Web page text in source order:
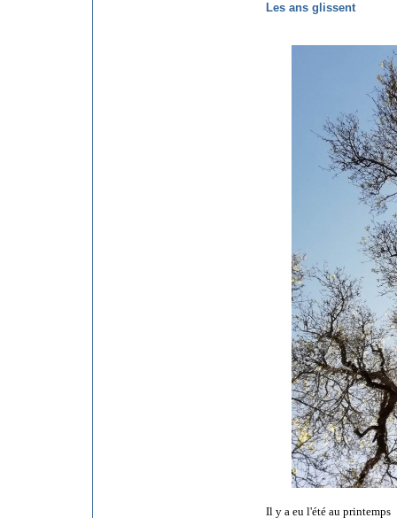
Les ans glissent
Il y a eu l'été au printemps